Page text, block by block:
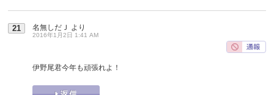
21 名無しだＪ より
2016年1月2日 1:41 AM
伊野尾君今年も頑張れよ！